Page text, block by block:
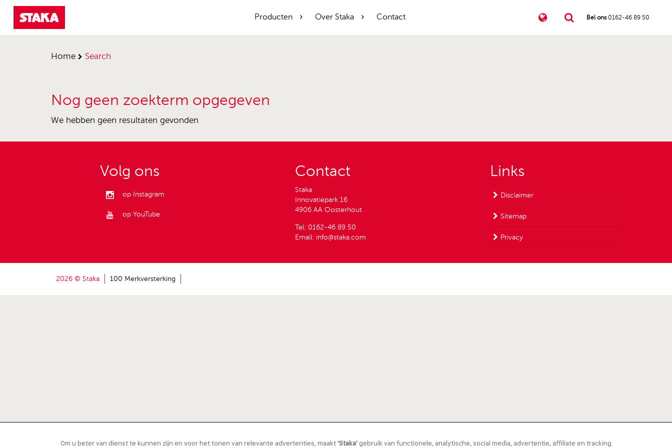
Producten Over Staka Contact Bel ons0162-46 89 50
Home search
Nog geen zoekterm opgegeven
We hebben geen resultaten gevonden
Volg ons
op Instagram
op YouTube
Contact
Staka
Innovatiepark 16
4906 AA Oosterhout
Tel: 0162-46 89 50
Email: info@staka.com
Links
Disclaimer
Sitemap
Privacy
2026 © Staka 100 Merkversterking
Om u beter van dienst te kunnen zijn en voor het tonen van relevante advertenties, maakt 'Staka' gebruik van functionele, analytische, social media, advertentie, affiliate en tracking